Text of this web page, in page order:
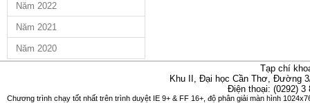
Năm 2022
Năm 2021
Năm 2020
Tạp chí
Khu II, Đại học Cần Thơ, Đường
Điện thoại: (0292)
Chương trình chạy tốt nhất trên trình duyệt IE 9+ & FF 16+, độ phân giải màn hình